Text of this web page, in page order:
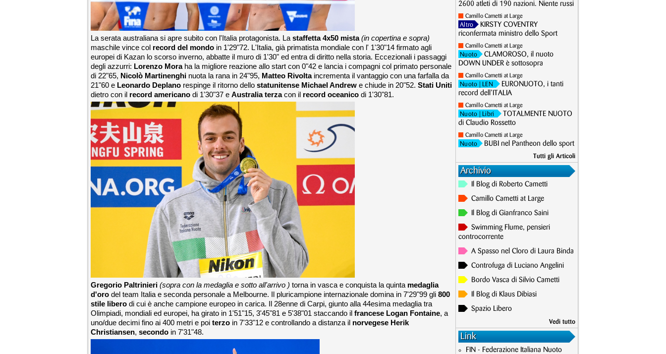
La serata australiana si apre subito con l'Italia protagonista. La staffetta 4x50 mista(in copertina e sopra)
maschile vince col record del mondo in 1'29"72. L'Italia, già primatista mondiale con l' 1'30"14 firmato agli
europei di Kazan lo scorso inverno, abbatte il muro di 1'30" ed entra di diritto nella storia. Eccezionali i passaggi
degli azzurri: Lorenzo Moraha la migliore reazione allo start con 0"42 e lancia i compagni col primato personale
di 22"65, Nicolò Martinenghi nuota la rana in 24"95, Matteo Rivoltaincrementa il vantaggio con una farfalla da
21"60 e Leonardo Deplano respinge il ritorno dello statunitense Michael Andrew e chiude in 20"52. Stati Uniti
dietro con il record americano di 1'30"37 e Australia terzacon il record oceanico di 1'30"81.
Gregorio Paltrinieri (sopra con la medaglia e sotto all'arrivo ) torna in vasca e conquista la quinta medaglia
d'oro del team Italia e seconda personale a Melbourne. Il pluricampione internazionale domina in 7'29"99 gli 800
stile libero di cui è anche campione europeo in carica. Il 28enne di Carpi, giunto alla 44esima medaglia tra
Olimpiadi, mondiali ed europei, ha girato in 1'51"15, 3'45"81 e 5'38"01 staccando il francese Logan Fontaine, a
uno/due decimi fino ai 400 metri e poi terzo in 7'33"12 e controllando a distanza il norvegese Herik
Christiansen, secondo in 7'31"48.
2600 atleti di 190 nazioni. Niente russi
Camillo Cametti at Large
Altro
KIRSTY COVENTRY
riconfermata ministro dello Sport
Camillo Cametti at Large
Nuoto
CLAMOROSO, il nuoto
DOWN UNDER è sottosopra
Camillo Cametti at Large
Nuoto | LEN
EURONUOTO, i tanti
record dell’ITALIA
Camillo Cametti at Large
Nuoto | Libri
TOTALMENTE NUOTO
di Claudio Rossetto
Camillo Cametti at Large
Nuoto BUBI nel Pantheon dello sport
Tutti gli Articoli
Archivio
Il Blog di Roberto Cametti
Camillo Cametti at Large
Il Blog di Gianfranco Saini
Swimming Flume, pensieri
controcorrente
A Spasso nel Cloro di Laura Binda
Controfuga di Luciano Angelini
Bordo Vasca di Silvio Cametti
Il Blog di Klaus Dibiasi
Spazio Libero
Vedi tutto
Link
FIN - Federazione Italiana Nuoto